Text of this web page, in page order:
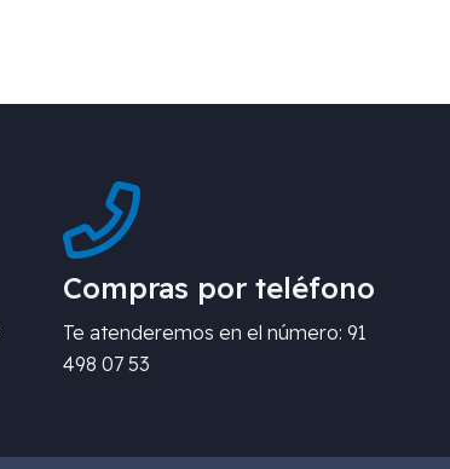
Compras por teléfono
Te atenderemos en el número: 91
498 07 53